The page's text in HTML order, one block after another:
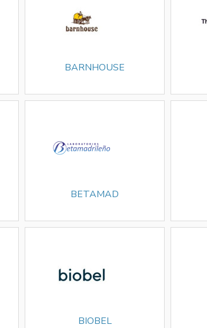
BARNHOUSE
BETAMAD
BIOBEL